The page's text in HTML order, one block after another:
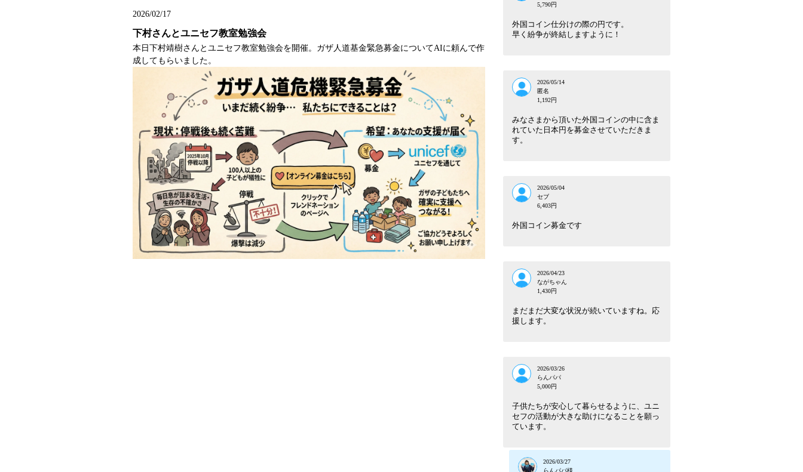
2026/02/17
下村さんとユニセフ教室勉強会
本日下村靖樹さんとユニセフ教室勉強会を開催。ガザ人道基金緊急募金についてAIに頼んで作
成してもらいました。
5,790円
外国コイン仕分けの際の円です。
早く紛争が終結しますように！
2026/05/14
匿名
1,192円
みなさまから頂いた外国コインの中に含ま
れていた日本円を募金させていただきま
す。
2026/05/04
セブ
6,403円
外国コイン募金です
2026/04/23
ながちゃん
1,430円
まだまだ大変な状況が続いていますね。応
援します。
2026/03/26
らんパパ
5,000円
子供たちが安心して暮らせるように、ユニ
セフの活動が大きな助けになることを願っ
ています。
2026/03/27
らんパパ様